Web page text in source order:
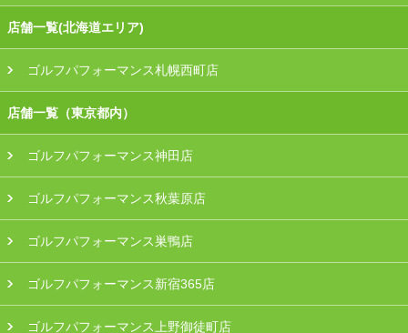
店舗一覧(北海道エリア)
ゴルフパフォーマンス札幌西町店
店舗一覧（東京都内）
ゴルフパフォーマンス神田店
ゴルフパフォーマンス秋葉原店
ゴルフパフォーマンス巣鴨店
ゴルフパフォーマンス新宿365店
ゴルフパフォーマンス上野御徒町店